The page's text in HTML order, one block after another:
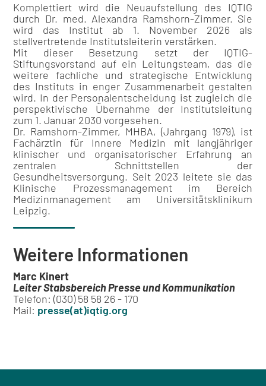
Komplettiert wird die Neuaufstellung des IQTIG
durch Dr. med. Alexandra Ramshorn-Zimmer. Sie
wird das Institut ab 1. November 2026 als
stellvertretende Institutsleiterin verstärken.
Mit dieser Besetzung setzt der IQTIG-
Stiftungsvorstand auf ein Leitungsteam, das die
weitere fachliche und strategische Entwicklung
des Instituts in enger Zusammenarbeit gestalten
wird. In der Personalentscheidung ist zugleich die
perspektivische Übernahme der Institutsleitung
zum 1. Januar 2030 vorgesehen.
Dr. Ramshorn-Zimmer, MHBA, (Jahrgang 1979), ist
Fachärztin für Innere Medizin mit langjähriger
klinischer und organisatorischer Erfahrung an
zentralen Schnittstellen der
Gesundheitsversorgung. Seit 2023 leitete sie das
Klinische Prozessmanagement im Bereich
Medizinmanagement am Universitätsklinikum
Leipzig.
Weitere Informationen
Marc Kinert
Leiter Stabsbereich Presse und Kommunikation
Telefon: (030) 58 58 26 - 170
Mail: presse(at)iqtig.org